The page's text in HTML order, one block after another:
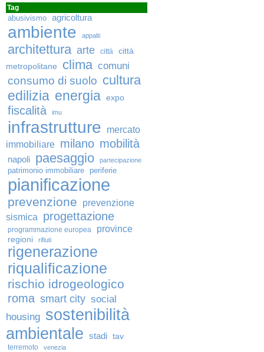
Tag
abusivismo agricoltura
ambiente appalti
architettura arte città
città
metropolitane
clima comuni
consumo di suolo cultura
edilizia energia expo
fiscalità imu
infrastrutture
mercato
immobiliare milano mobilità
napoli paesaggio partecipazione
patrimonio immobiliare periferie
pianificazione
prevenzione
prevenzione
sismica
progettazione
programmazione europea province
regioni rifiuti
rigenerazione
riqualificazione
rischio idrogeologico
roma smart city social
housing sostenibilità
ambientale stadi tav
terremoto venezia